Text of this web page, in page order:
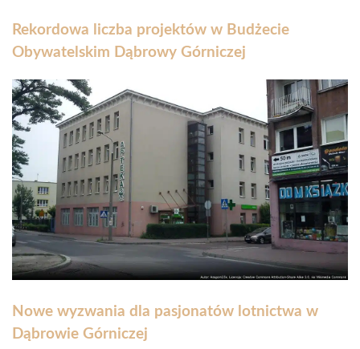
Rekordowa liczba projektów w Budżecie
Obywatelskim Dąbrowy Górniczej
Nowe wyzwania dla pasjonatów lotnictwa w
Dąbrowie Górniczej